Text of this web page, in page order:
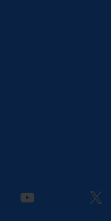
youtube X